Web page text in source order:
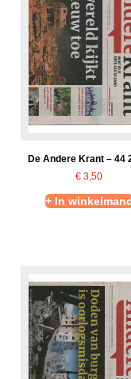
De Andere Krant – 44
€ 3,50
+ In